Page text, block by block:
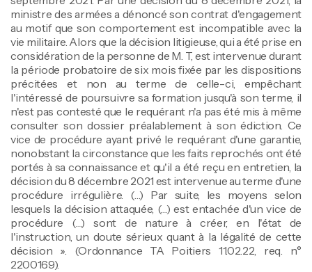
ministre des armées a dénoncé son contrat d'engagement
au motif que son comportement est incompatible avec la
vie militaire. Alors que la décision litigieuse, qui a été prise en
considération de la personne de M. T, est intervenue durant
la période probatoire de six mois fixée par les dispositions
précitées et non au terme de celle-ci, empêchant
l'intéressé de poursuivre sa formation jusqu'à son terme, il
n'est pas contesté que le requérant n'a pas été mis à même
consulter son dossier préalablement à son édiction. Ce
vice de procédure ayant privé le requérant d'une garantie,
nonobstant la circonstance que les faits reprochés ont été
portés à sa connaissance et qu'il a été reçu en entretien, la
décision du 8 décembre 2021 est intervenue au terme d'une
procédure irrégulière. (…) Par suite, les moyens selon
lesquels la décision attaquée, (…) est entachée d'un vice de
procédure (…) sont de nature à créer, en l'état de
l'instruction, un doute sérieux quant à la légalité de cette
décision ». (Ordonnance TA Poitiers 11.02.22, req. n°
2200169).